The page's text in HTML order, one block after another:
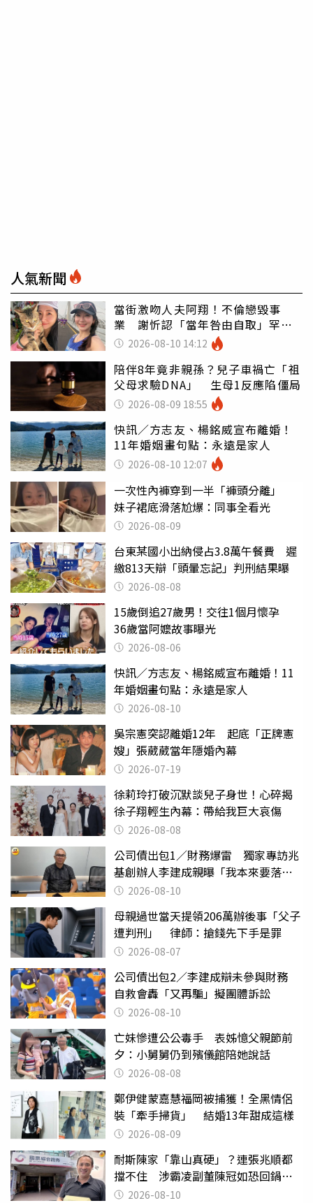
人氣新聞
當街激吻人夫阿翔！不倫戀毀事
業 謝忻認「當年咎由自取」罕吐
心聲2026-08-10 14:12
陪伴8年竟非親孫？兒子車禍亡「祖
父母求驗DNA」 生母1反應陷僵局
2026-08-09 18:55
快訊／方志友、楊銘威宣布離婚！
11年婚姻畫句點：永遠是家人
2026-08-10 12:07
一次性內褲穿到一半「褲頭分離」
妹子裙底滑落尬爆：同事全看光
2026-08-09
台東某國小出納侵占3.8萬午餐費 遲
繳813天辯「頭暈忘記」判刑結果曝
2026-08-08
15歲倒追27歲男！交往1個月懷孕
36歲當阿嬤故事曝光
2026-08-06
快訊／方志友、楊銘威宣布離婚！11
年婚姻畫句點：永遠是家人
2026-08-10
吳宗憲突認離婚12年 起底「正牌憲
嫂」張葳葳當年隱婚內幕
2026-07-19
徐莉玲打破沉默談兒子身世！心碎揭
徐子翔輕生內幕：帶給我巨大哀傷
2026-08-08
公司債出包1／財務爆雷 獨家專訪兆
基創辦人李建成親曝「我本來要落
跑」2026-08-10
母親過世當天提領206萬辦後事「父子
遭判刑」 律師：搶錢先下手是罪
2026-08-07
公司債出包2／李建成辯未參與財務
自救會轟「又再騙」擬團體訴訟
2026-08-10
亡妹慘遭公公毒手 表姊憶父親節前
夕：小舅舅仍到殯儀館陪她說話
2026-08-08
鄭伊健蒙嘉慧福岡被捕獲！全黑情侶
裝「牽手掃貨」 結婚13年甜成這樣
2026-08-09
耐斯陳家「靠山真硬」？連張兆順都
擋不住 涉霸凌副董陳冠如恐回鍋國
票證2026-08-10